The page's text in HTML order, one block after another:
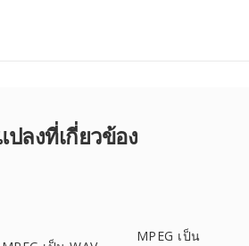
ปลงที่เกี่ยวข้อง
MPEG เป็น